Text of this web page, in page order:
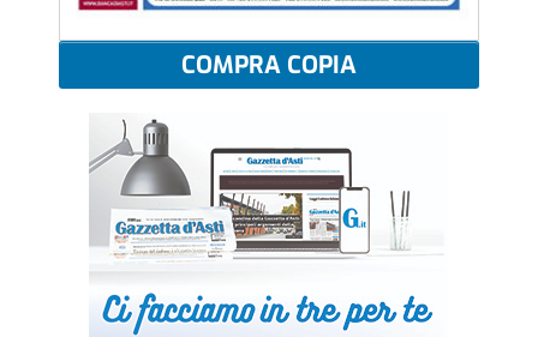
COMPRA COPIA